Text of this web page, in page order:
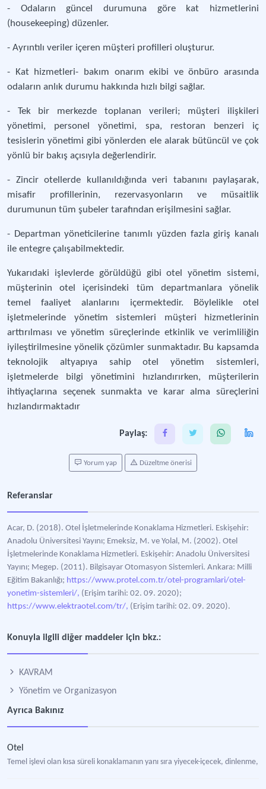
- Odaların güncel durumuna göre kat hizmetlerini
(housekeeping) düzenler.
- Ayrıntılı veriler içeren müşteri profilleri oluşturur.
- Kat hizmetleri- bakım onarım ekibi ve önbüro arasında
odaların anlık durumu hakkında hızlı bilgi sağlar.
- Tek bir merkezde toplanan verileri; müşteri ilişkileri
yönetimi, personel yönetimi, spa, restoran benzeri iç
tesislerin yönetimi gibi yönlerden ele alarak bütüncül ve çok
yönlü bir bakış açısıyla değerlendirir.
- Zincir otellerde kullanıldığında veri tabanını paylaşarak,
misafir profillerinin, rezervasyonların ve müsaitlik
durumunun tüm şubeler tarafından erişilmesini sağlar.
- Departman yöneticilerine tanımlı yüzden fazla giriş kanalı
ile entegre çalışabilmektedir.
Yukarıdaki işlevlerde görüldüğü gibi otel yönetim sistemi,
müşterinin otel içerisindeki tüm departmanlara yönelik
temel faaliyet alanlarını içermektedir. Böylelikle otel
işletmelerinde yönetim sistemleri müşteri hizmetlerinin
arttırılması ve yönetim süreçlerinde etkinlik ve verimliliğin
iyileştirilmesine yönelik çözümler sunmaktadır. Bu kapsamda
teknolojik altyapıya sahip otel yönetim sistemleri,
işletmelerde bilgi yönetimini hızlandırırken, müşterilerin
ihtiyaçlarına seçenek sunmakta ve karar alma süreçlerini
hızlandırmaktadır
Paylaş:
Yorum yap Düzeltme önerisi
Referanslar
Acar, D. (2018). Otel İşletmelerinde Konaklama Hizmetleri. Eskişehir:
Anadolu Üniversitesi Yayını; Emeksiz, M. ve Yolal, M. (2002). Otel
İşletmelerinde Konaklama Hizmetleri. Eskişehir: Anadolu Üniversitesi
Yayını; Megep. (2011). Bilgisayar Otomasyon Sistemleri. Ankara: Milli
Eğitim Bakanlığı; https://www.protel.com.tr/otel-programlari/otel-
yonetim-sistemleri/, (Erişim tarihi: 02. 09. 2020);
https://www.elektraotel.com/tr/, (Erişim tarihi: 02. 09. 2020).
Konuyla ilgili diğer maddeler için bkz.:
KAVRAM
Yönetim ve Organizasyon
Ayrıca Bakınız
Otel
Temel işlevi olan kısa süreli konaklamanın yanı sıra yiyecek-içecek,